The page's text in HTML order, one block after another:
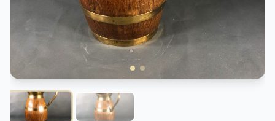
КОНТАКТЫ
ДОСТАВКА И ОПЛАТА